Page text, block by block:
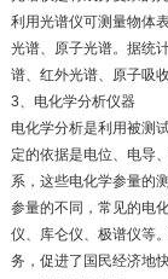
利用光谱仪可测量物体
光谱、原子光谱。据统
谱、红外光谱、原子吸
3、电化学分析仪器
电化学分析是利用被测
定的依据是电位、电导
系，这些电化学参量的
参量的不同，常见的电
仪、库仑仪、极谱仪等
务，促进了国民经济地快